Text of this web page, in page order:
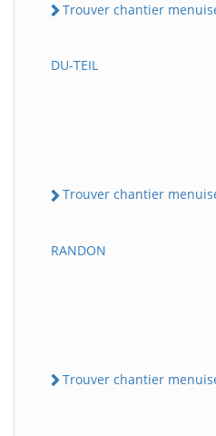
Trouver chantier
DU-TEIL
Trouver chantier
RANDON
Trouver chantier